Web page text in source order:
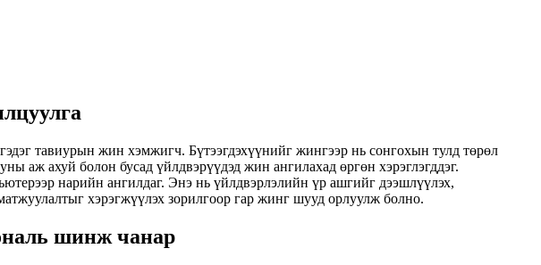
тавиурын жин хэмжигч. Бүтээгдэхүүнийг жингээр нь сонгохын тулд төрөл
аж ахуй болон бусад үйлдвэрүүдэд жин ангилахад өргөн хэрэглэгддэг.
нарийн ангилдаг. Энэ нь үйлдвэрлэлийн үр ашгийг дээшлүүлэх,
хэрэгжүүлэх зорилгоор гар жинг шууд орлуулж болно.
шинж чанар